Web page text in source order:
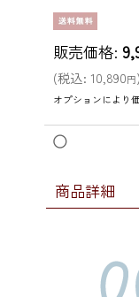
販売価格:
(税込: 10,890円)
オプションにより
◯
商品詳細